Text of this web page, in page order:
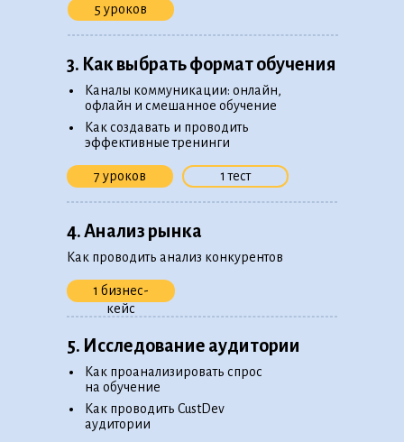
4. Анализ рынка
Как проводить анализ конкурентов
5. Исследование аудитории
Как проанализировать спрос
на обучение
•
Как проводить CustDev
аудитории
•
1 бизнес-
кейс
1 тест
3. Как выбрать формат обучения
Каналы коммуникации: онлайн,
офлайн и смешанное обучение
•
Как создавать и проводить
эффективные тренинги
•
7 уроков
5 уроков